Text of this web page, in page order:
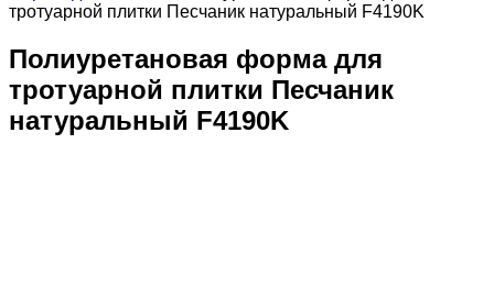
тротуарной плитки Песчаник натуральный F4190K
Полиуретановая форма для
тротуарной плитки Песчаник
натуральный F4190K